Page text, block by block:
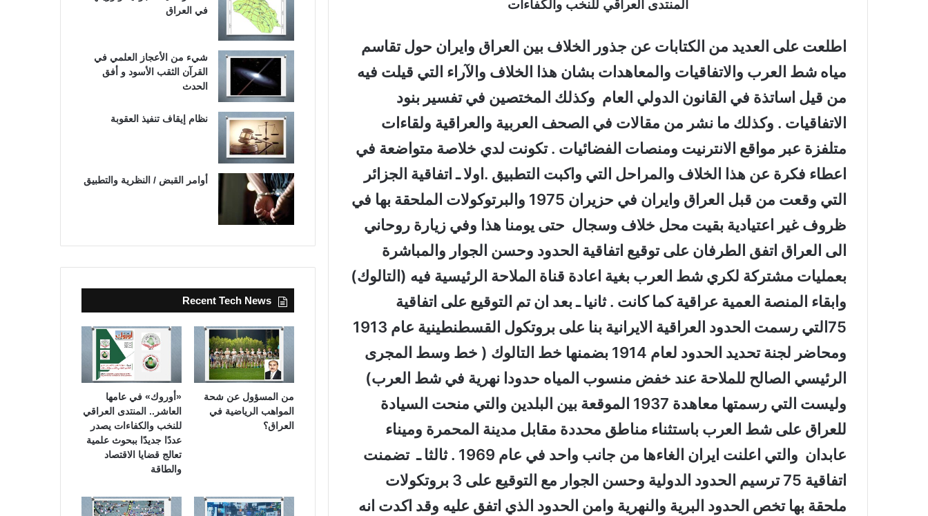
المنتدى العراقي للنخب والكفاءات
اطلعت على العديد من الكتابات عن جذور الخلاف بين العراق وايران حول تقاسم
مياه شط العرب والاتفاقيات والمعاهدات بشان هذا الخلاف والآراء التي قيلت فيه
من قيل اساتذة في القانون الدولي العام وكذلك المختصين في تفسير بنود
الاتفاقيات . وكذلك ما نشر من مقالات في الصحف العربية والعراقية ولقاءات
متلفزة عبر مواقع الانترنيت ومنصات الفضائيات . تكونت لدي خلاصة متواضعة في
اعطاء فكرة عن هذا الخلاف والمراحل التي واكبت التطبيق .اولا ـ اتفاقية الجزائر
التي وقعت من قبل العراق وايران في حزيران 1975 والبرتوكولات الملحقة بها في
ظروف غير اعتيادية بقيت محل خلاف وسجال حتى يومنا هذا وفي زيارة روحاني
الى العراق اتفق الطرفان على توقيع اتفاقية الحدود وحسن الجوار والمباشرة
بعمليات مشتركة لكري شط العرب بغية اعادة قناة الملاحة الرئيسية فيه (التالوك)
وابقاء المنصة العمية عراقية كما كانت . ثانيا ـ بعد ان تم التوقيع على اتفاقية
75التي رسمت الحدود العراقية الايرانية بنا على بروتكول القسطنطينية عام 1913
ومحاضر لجنة تحديد الحدود لعام 1914 بضمنها خط التالوك ( خط وسط المجرى
الرئيسي الصالح للملاحة عند خفض منسوب المياه حدودا نهرية في شط العرب)
وليست التي رسمتها معاهدة 1937 الموقعة بين البلدين والتي منحت السيادة
للعراق على شط العرب باستثناء مناطق محددة مقابل مدينة المحمرة وميناء
عابدان والتي اعلنت ايران الغاءها من جانب واحد في عام 1969 . ثالثا ـ تضمنت
اتفاقية 75 ترسيم الحدود الدولية وحسن الجوار مع التوقيع على 3 بروتكولات
ملحقة بها تخص الحدود البرية والنهرية وامن الحدود الذي اتفق عليه وقد اكدت انه
في العراق
شيء من الأعجاز العلمي في
القرآن الثقب الأسود و أفق
الحدث
نظام إيقاف تنفيذ العقوبة
أوامر القبض / النظرية والتطبيق
Recent Tech News
من المسؤول عن شحة
المواهب الرياضية في
العراق؟
«أوروك» في عامها
العاشر.. المنتدى العراقي
للنخب والكفاءات يصدر
عددًا جديدًا ببحوث علمية
تعالج قضايا الاقتصاد
والطاقة